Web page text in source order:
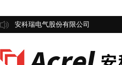
安科瑞电气股份有限公司